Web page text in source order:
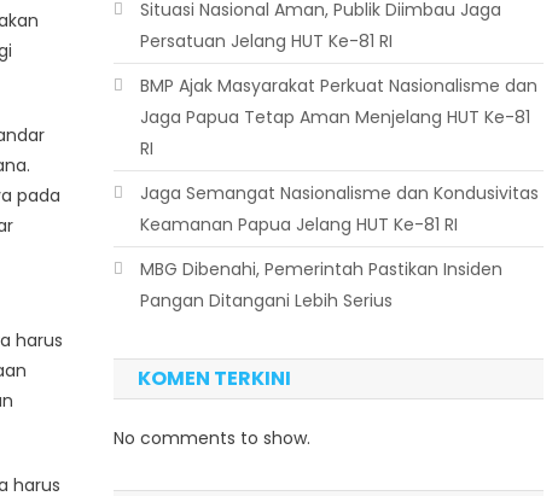
pada
harus
harus
Situasi Nasional Aman, Publik Diimbau Jaga
Persatuan Jelang HUT Ke-81 RI
BMP Ajak Masyarakat Perkuat Nasionalisme dan
Jaga Papua Tetap Aman Menjelang HUT Ke-81
RI
Jaga Semangat Nasionalisme dan Kondusivitas
Keamanan Papua Jelang HUT Ke-81 RI
MBG Dibenahi, Pemerintah Pastikan Insiden
Pangan Ditangani Lebih Serius
KOMEN TERKINI
No comments to show.